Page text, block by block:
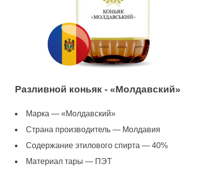
Разливной коньяк - «Молдавский»
Марка — «Молдавский»
Страна производитель — Молдавия
Содержание этилового спирта — 40%
Материал тары — ПЭТ